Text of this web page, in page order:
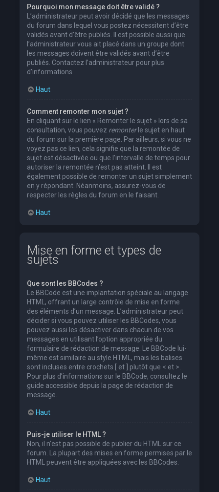
Pourquoi mon message doit être validé ?
L’administrateur peut avoir décidé que les messages
du forum dans lequel vous postez nécessitent d’être
validés avant d’être publiés. Il est possible aussi que
l’administrateur vous ait placé dans un groupe dont
les messages doivent être validés avant d’être
publiés. Contactez l’administrateur pour plus
d’informations.
Haut
Comment remonter mon sujet ?
En cliquant sur le lien « Remonter le sujet » lors de sa
consultation, vous pouvez remonterle sujet en haut
du forum sur la première page. Par ailleurs, si vous ne
voyez pas ce lien, cela signifie que la remontée de
sujet est désactivée ou que l’intervalle de temps pour
autoriser la remontée n’est pas atteint. Il est
également possible de remonter un sujet simplement
en y répondant. Néanmoins, assurez-vous de
respecter les règles du forum en le faisant.
Haut
Mise en forme et types de
sujets
Que sont les BBCodes ?
Le BBCode est une implantation spéciale au langage
HTML, offrant un large contrôle de mise en forme
des éléments d’un message. L’administrateur peut
décider si vous pouvez utiliser les BBCodes, vous
pouvez aussi les désactiver dans chacun de vos
messages en utilisant l’option appropriée du
formulaire de rédaction de message. Le BBCode lui-
même est similaire au style HTML, mais les balises
sont incluses entre crochets [ et ] plutôt que < et >.
Pour plus d’informations sur le BBCode, consultez le
guide accessible depuis la page de rédaction de
message.
Haut
Puis-je utiliser le HTML ?
Non, il n’est pas possible de publier du HTML sur ce
forum. La plupart des mises en forme permises par le
HTML peuvent être appliquées avec les BBCodes.
Haut